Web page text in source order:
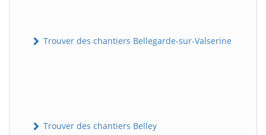
Trouver des chantiers Bellegarde-sur-Valserine
Trouver des chantiers Belley